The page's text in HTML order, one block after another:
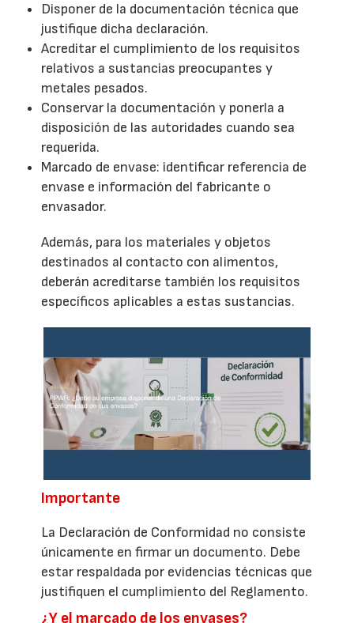
Disponer de la documentación técnica que
justifique dicha declaración.
Acreditar el cumplimiento de los requisitos
relativos a sustancias preocupantes y
metales pesados.
Conservar la documentación y ponerla a
disposición de las autoridades cuando sea
requerida.
Marcado de envase: identificar referencia de
envase e información del fabricante o
envasador.
Además, para los materiales y objetos
destinados al contacto con alimentos,
deberán acreditarse también los requisitos
específicos aplicables a estas sustancias.
Importante
La Declaración de Conformidad no consiste
únicamente en firmar un documento. Debe
estar respaldada por evidencias técnicas que
justifiquen el cumplimiento del Reglamento.
¿Y el marcado de los envases?